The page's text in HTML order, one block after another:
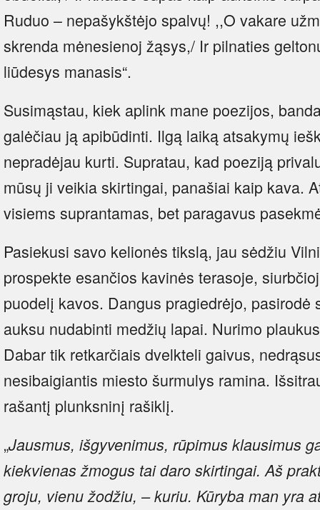
Ruduo – nepašykštėjo spalvų! ,,O vakare
skrenda mėnesienoj žąsys,/ Ir pilnaties
liūdesys manasis“.
Susimąstau, kiek aplink mane poezijos,
galėčiau ją apibūdinti. Ilgą laiką atsakymų
nepradėjau kurti. Supratau, kad poeziją
mūsų ji veikia skirtingai, panašiai kaip kava.
visiems suprantamas, bet paragavus
Pasiekusi savo kelionės tikslą, jau sėdžiu
prospekte esančios kavinės terasoje,
puodelį kavos. Dangus pragiedrėjo, pasirodė
auksu nudabinti medžių lapai. Nurimo
Dabar tik retkarčiais dvelkteli gaivus,
nesibaigiantis miesto šurmulys ramina.
rašantį plunksninį rašiklį.
„Jausmus, išgyvenimus, rūpimus klausimus
kiekvienas žmogus tai daro skirtingai. Aš
groju, vienu žodžiu, – kuriu. Kūryba man yra